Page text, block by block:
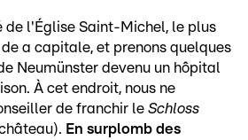
de l'Église Saint-Michel, le plus
a capitale, et prenons quelques
Neumünster devenu un hôpital
À cet endroit, nous ne
de franchir le Schloss
En surplomb des